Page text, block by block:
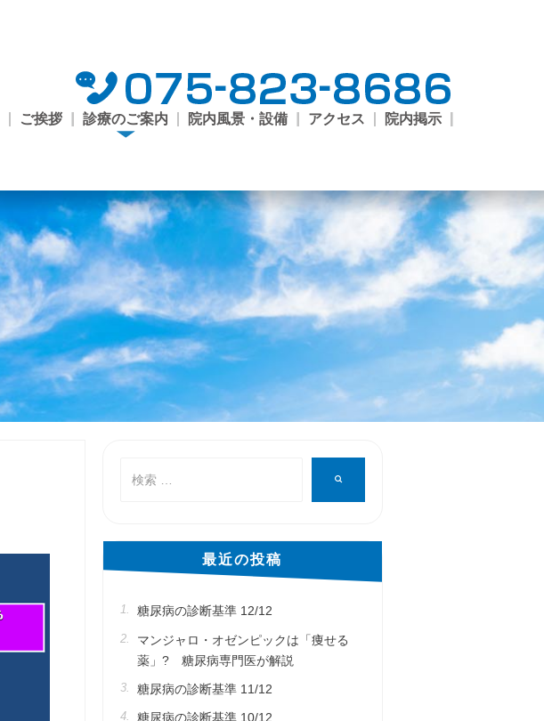
ご挨拶
診療のご案内
診療のご案
糖尿病外来
1型糖尿病
市民公開講
甲状腺外来
一般内科外
禁煙外来
健診・予防
院内風景・設備 アクセス 院内掲示
検
最近の投稿
糖尿病の診断基準 12/12
マンジャロ・オゼンピックは「痩せる
薬」? 糖尿病専門医が解説
糖尿病の診断基準 11/12
糖尿病の診断基準 10/12